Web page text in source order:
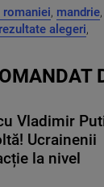
romaniei, mandrie,
rezultate alegeri,
Vladimir
Ucrainenii
la nivel